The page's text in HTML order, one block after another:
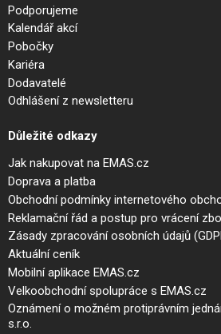
Podporujeme
Kalendář akcí
Pobočky
Kariéra
Dodavatelé
Odhlášení z newsletteru
Důležité odkazy
Jak nakupovat na EMAS.cz
Doprava a platba
Obchodní podmínky internetového
Reklamační řád a postup pro vrácení
Zásady zpracování osobních údajů
Aktuální ceník
Mobilní aplikace EMAS.cz
Velkoobchodní spolupráce s EMAS.cz
Oznámení o možném protiprávním
s.r.o.